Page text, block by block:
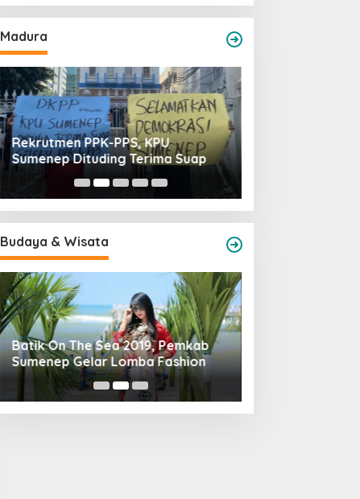
Madura
Rekrutmen PPK-PPS, KPU
Sumenep Dituding Terima Suap
Budaya & Wisata
Batik On The Sea 2019, Pemkab
Sumenep Gelar Lomba Fashion